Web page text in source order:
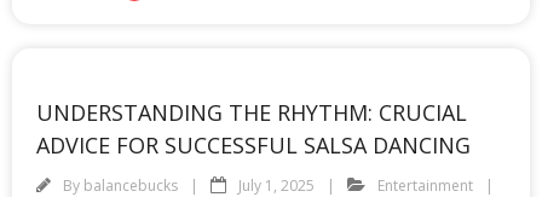
UNDERSTANDING THE RHYTHM: CRUCIAL
ADVICE FOR SUCCESSFUL SALSA DANCING
By balancebucks July 1, 2025
Entertainment